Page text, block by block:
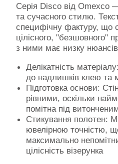
Серія Disco від Omexco
та сучасного стилю.
специфічну фактуру, що
цілісного, "безшовного"
з ними має низку
Делікатність
до надлишків клею та
Підготовка основи:
рівними, оскільки
помітна під
Стикування полотен:
ювелірною точністю,
максимально
цілісність візерунка